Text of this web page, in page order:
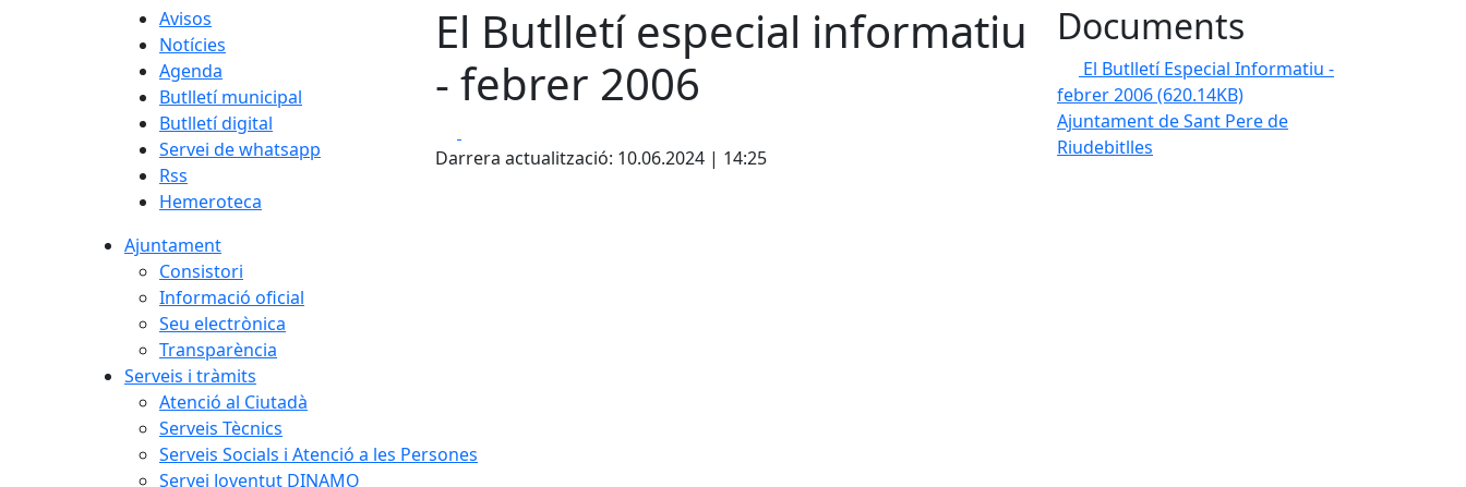
Avisos
Notícies
Agenda
Butlletí municipal
Butlletí digital
Servei de whatsapp
Rss
Hemeroteca
El Butlletí especial informatiu
- febrer 2006
Darrera actualització: 10.06.2024 | 14:25
Documents
El Butlletí Especial Informatiu -
febrer 2006(620.14KB)
Ajuntament de Sant Pere de
Riudebitlles
Ajuntament
Consistori
Informació oficial
Seu electrònica
Transparència
Serveis i tràmits
Atenció al Ciutadà
Serveis Tècnics
Serveis Socials i Atenció a les Persones
Servei Joventut DINAMO